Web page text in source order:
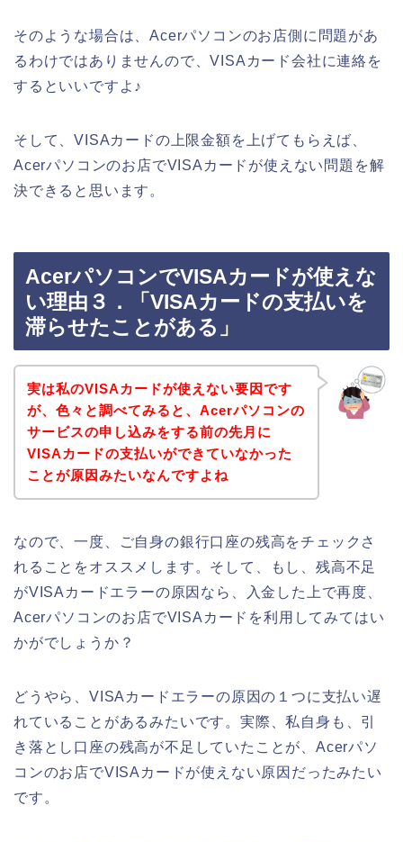
そのような場合は、Acerパソコンのお店側に問題があ
るわけではありませんので、VISAカード会社に連絡を
するといいですよ♪
そして、VISAカードの上限金額を上げてもらえば、
Acerパソコンのお店でVISAカードが使えない問題を解
決できると思います。
AcerパソコンでVISAカードが使えな
い理由３．「VISAカードの支払いを
滞らせたことがある」
実は私のVISAカードが使えない要因です
が、色々と調べてみると、Acerパソコンの
サービスの申し込みをする前の先月に
VISAカードの支払いができていなかった
ことが原因みたいなんですよね
なので、一度、ご自身の銀行口座の残高をチェックさ
れることをオススメします。そして、もし、残高不足
がVISAカードエラーの原因なら、入金した上で再度、
Acerパソコンのお店でVISAカードを利用してみてはい
かがでしょうか？
どうやら、VISAカードエラーの原因の１つに支払い遅
れていることがあるみたいです。実際、私自身も、引
き落とし口座の残高が不足していたことが、Acerパソ
コンのお店でVISAカードが使えない原因だったみたい
です。